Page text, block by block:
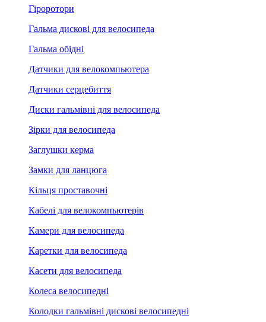
Гіроротори
Гальма дискові для велосипеда
Гальма обідні
Датчики для велокомпьютера
Датчики серцебиття
Диски гальмівні для велосипеда
Зірки для велосипеда
Заглушки керма
Замки для ланцюга
Кільця проставочні
Кабелі для велокомпьютерів
Камери для велосипеда
Каретки для велосипеда
Касети для велосипеда
Колеса велосипедні
Колодки гальмівні дискові велосипедні